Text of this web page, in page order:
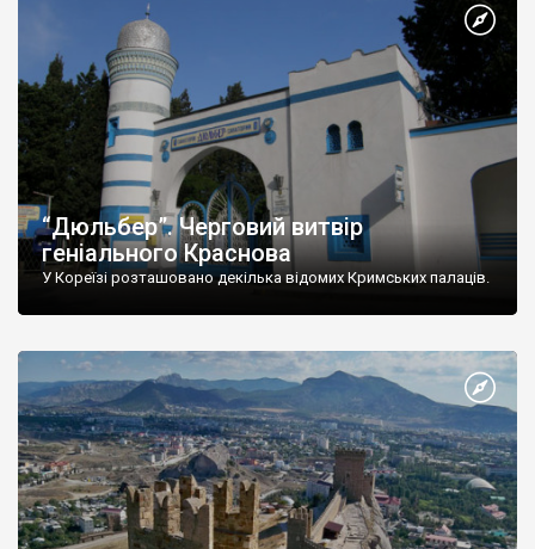
“Дюльбер”. Черговий витвір
геніального Краснова
У Кореїзі розташовано декілька відомих Кримських палаців.